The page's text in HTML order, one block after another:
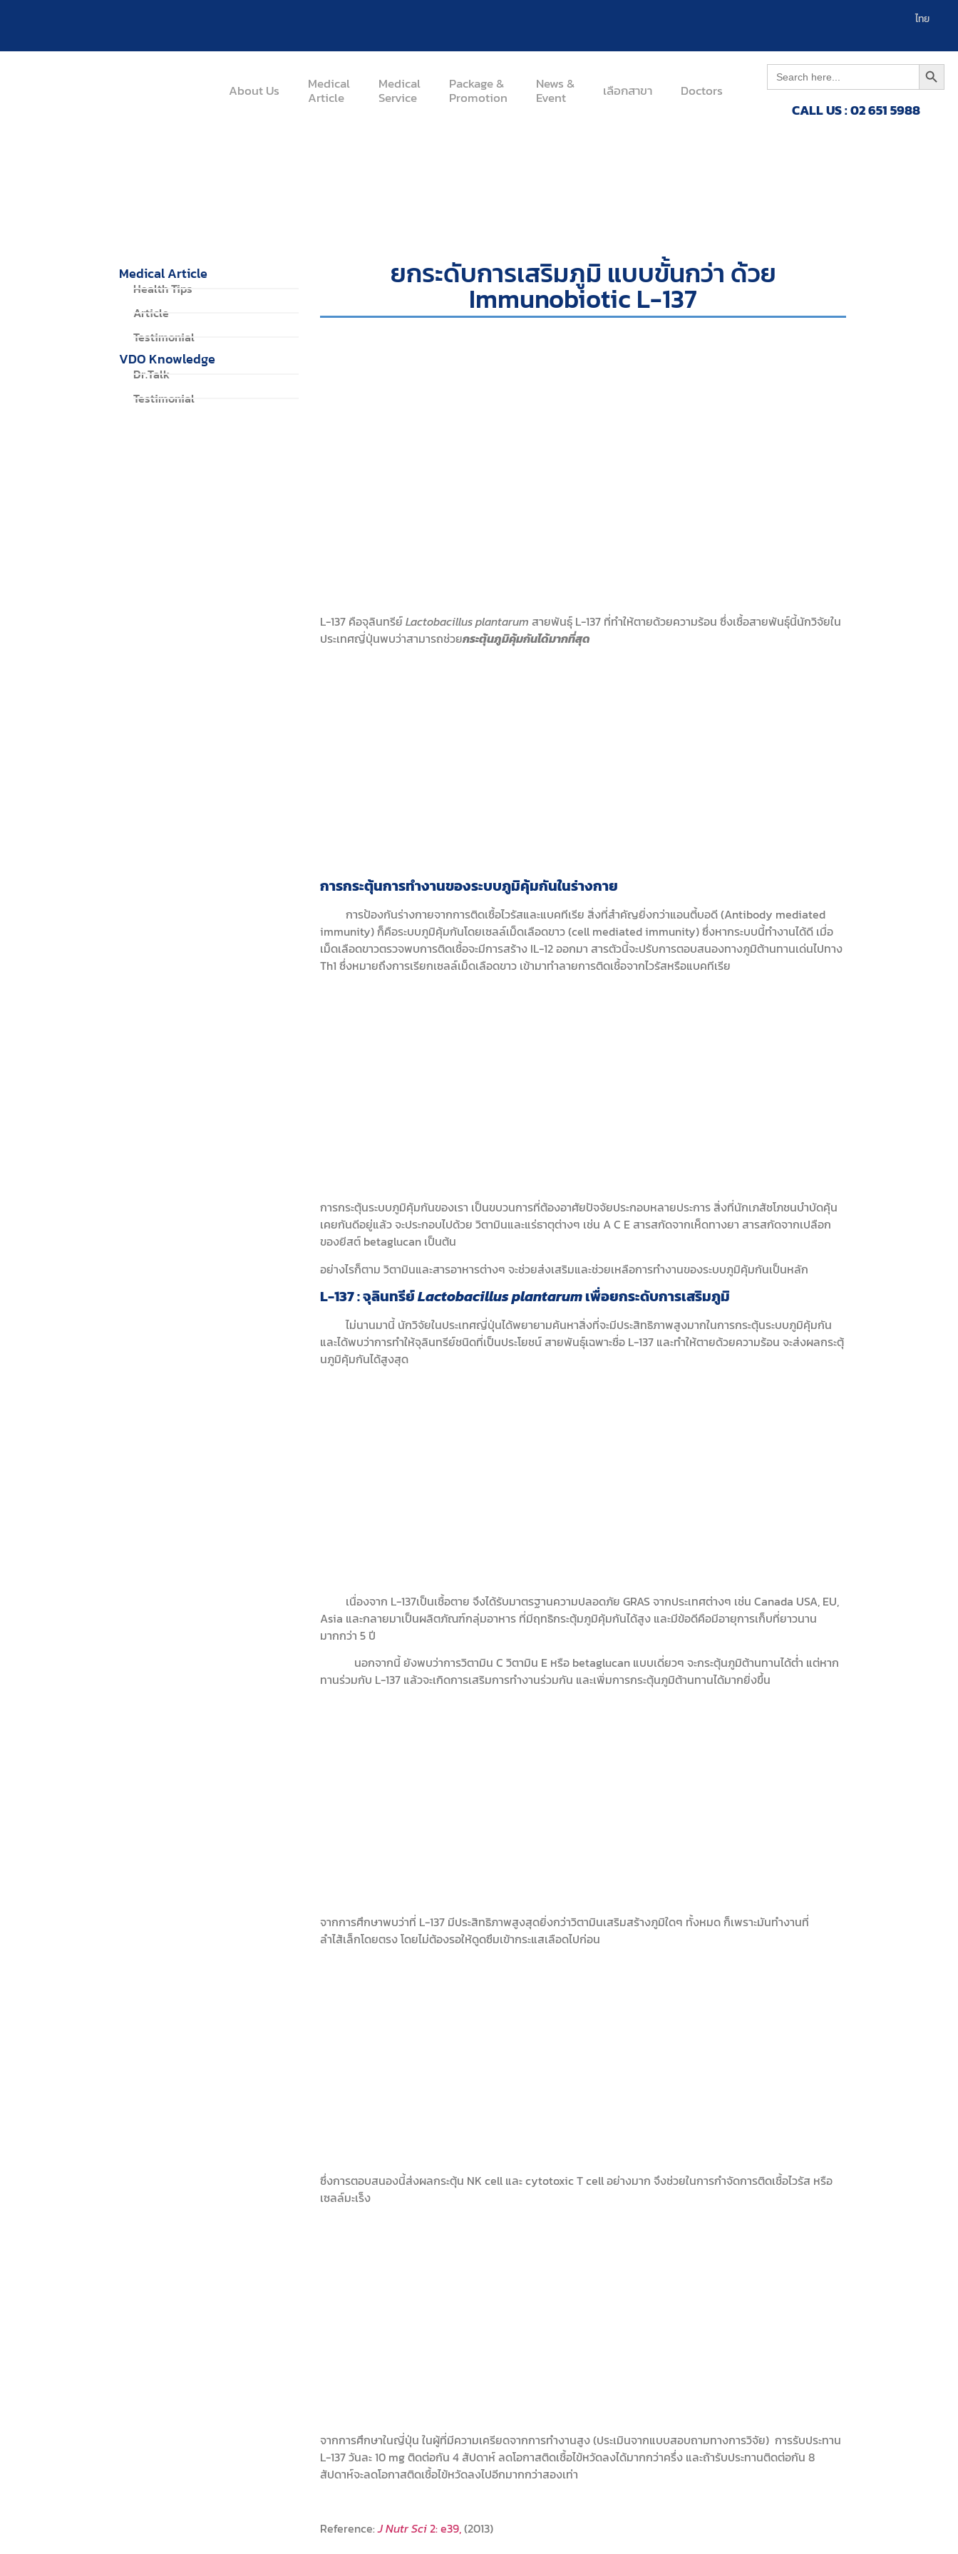
ไทยالعربية
About Us Medical
Article
Medical
Service
Package &
Promotion
News &
Event เลือกสาขา Doctors
Search
for:
CALL US : 02 651 5988
Medical Article
Health Tips
Article
Testimonial
VDO Knowledge
Dr.Talk
Testimonial
ยกระดับการเสริมภูมิ แบบขั้นกว่า ด้วย
Immunobiotic L-137
L-137 คือจุลินทรีย์Lactobacillus plantarum สายพันธุ์ L-137 ที่ทำให้ตายด้วยความร้อน ซึ่งเชื้อสายพันธุ์นี้นักวิจัยใน
ประเทศญี่ปุ่นพบว่าสามารถช่วยกระตุ้นภูมิคุ้มกันได้มากที่สุด
การกระตุ้นการทำงานของระบบภูมิคุ้มกันในร่างกาย
การป้องกันร่างกายจากการติดเชื้อไวรัสและแบคทีเรีย สิ่งที่สำคัญยิ่งกว่าแอนตี้บอดี (Antibody mediated
immunity) ก็คือระบบภูมิคุ้มกันโดยเซลล์เม็ดเลือดขาว (cell mediated immunity) ซึ่งหากระบบนี้ทำงานได้ดี เมื่อ
เม็ดเลือดขาวตรวจพบการติดเชื้อจะมีการสร้าง IL-12 ออกมา สารตัวนี้จะปรับการตอบสนองทางภูมิต้านทานเด่นไปทาง
Th1 ซึ่งหมายถึงการเรียกเซลล์เม็ดเลือดขาว เข้ามาทำลายการติดเชื้อจากไวรัสหรือแบคทีเรีย
การกระตุ้นระบบภูมิคุ้มกันของเรา เป็นขบวนการที่ต้องอาศัยปัจจัยประกอบหลายประการ สิ่งที่นักเภสัชโภชนบำบัดคุ้น
เคยกันดีอยู่แล้ว จะประกอบไปด้วย วิตามินและแร่ธาตุต่างๆ เช่น A C E สารสกัดจากเห็ดทางยา สารสกัดจากเปลือก
ของยีสต์ betaglucan เป็นต้น
อย่างไรก็ตาม วิตามินและสารอาหารต่างๆ จะช่วยส่งเสริมและช่วยเหลือการทำงานของระบบภูมิคุ้มกันเป็นหลัก
L-137 : จุลินทรีย์Lactobacillus plantarumเพื่อยกระดับการเสริมภูมิ
ไม่นานมานี้ นักวิจัยในประเทศญี่ปุ่นได้พยายามค้นหาสิ่งที่จะมีประสิทธิภาพสูงมากในการกระตุ้นระบบภูมิคุ้มกัน
และได้พบว่าการทำให้จุลินทรีย์ชนิดที่เป็นประโยชน์ สายพันธุ์เฉพาะชื่อ L-137 และทำให้ตายด้วยความร้อน จะส่งผลกระตุ้
นภูมิคุ้มกันได้สูงสุด
เนื่องจาก L-137เป็นเชื้อตาย จึงได้รับมาตรฐานความปลอดภัย GRAS จากประเทศต่างๆ เช่น Canada USA, EU,
Asia และกลายมาเป็นผลิตภัณฑ์กลุ่มอาหาร ที่มีฤทธิกระตุ้มภูมิคุ้มกันได้สูง และมีข้อดีคือมีอายุการเก็บที่ยาวนาน
มากกว่า 5 ปี
นอกจากนี้ ยังพบว่าการวิตามิน C วิตามิน E หรือ betaglucan แบบเดี่ยวๆ จะกระตุ้นภูมิต้านทานได้ต่ำ แต่หาก
ทานร่วมกับ L-137 แล้วจะเกิดการเสริมการทำงานร่วมกัน และเพิ่มการกระตุ้นภูมิต้านทานได้มากยิ่งขึ้น
จากการศึกษาพบว่าที่ L-137 มีประสิทธิภาพสูงสุดยิ่งกว่าวิตามินเสริมสร้างภูมิใดๆ ทั้งหมด ก็เพราะมันทำงานที่
ลำไส้เล็กโดยตรง โดยไม่ต้องรอให้ดูดซึมเข้ากระแสเลือดไปก่อน
ซึ่งการตอบสนองนี้ส่งผลกระตุ้น NK cell และ cytotoxic T cell อย่างมาก จึงช่วยในการกำจัดการติดเชื้อไวรัส หรือ
เซลล์มะเร็ง
จากการศึกษาในญี่ปุ่น ในผู้ที่มีความเครียดจากการทำงานสูง (ประเมินจากแบบสอบถามทางการวิจัย) การรับประทาน
L-137 วันละ 10 mg ติดต่อกัน 4 สัปดาห์ ลดโอกาสติดเชื้อไข้หวัดลงได้มากกว่าครึ่ง และถ้ารับประทานติดต่อกัน 8
สัปดาห์จะลดโอกาสติดเชื้อไข้หวัดลงไปอีกมากกว่าสองเท่า
Reference:J Nutr Sci2: e39,(2013)